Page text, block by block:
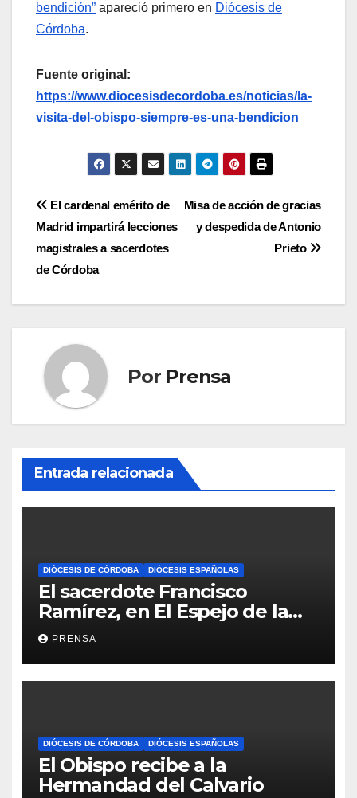
bendición” apareció primero en Diócesis de
Córdoba.
Fuente original:
https://www.diocesisdecordoba.es/noticias/la-
visita-del-obispo-siempre-es-una-bendicion
Navegación
de
entradas
Misa de acción de gracias
y despedida de Antonio
Prieto
El cardenal emérito de
Madrid impartirá lecciones
magistrales a sacerdotes
de Córdoba
Por Prensa
Entrada relacionada
DIÓCESIS DE CÓRDOBA DIÓCESIS ESPAÑOLAS
El sacerdote Francisco
Ramírez, en El Espejo de la
Iglesia
PRENSA
DIÓCESIS DE CÓRDOBA DIÓCESIS ESPAÑOLAS
El Obispo recibe a la
Hermandad del Calvario